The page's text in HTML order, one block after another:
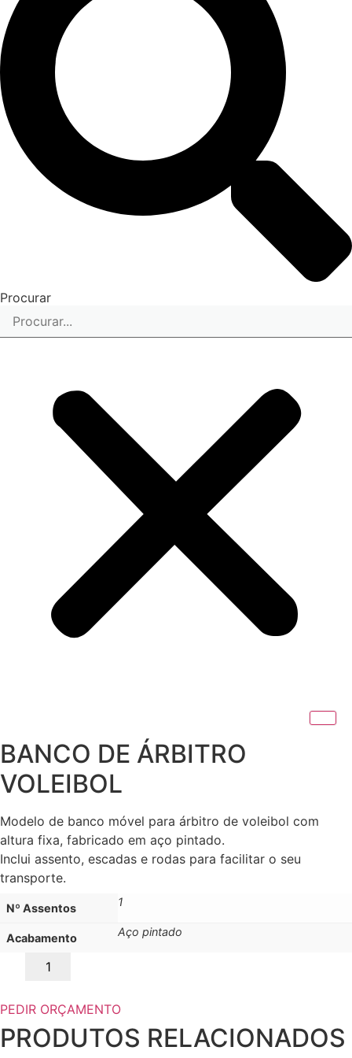
Procurar
BANCO DE ÁRBITRO
VOLEIBOL
Modelo de banco móvel para árbitro de voleibol com
altura fixa, fabricado em aço pintado.
Inclui assento, escadas e rodas para facilitar o seu
transporte.
Nº Assentos 1
Acabamento Aço pintado
Quantidade
ÁRBITRO
VOLEIBOL
PEDIR ORÇAMENTO
PRODUTOS RELACIONADOS